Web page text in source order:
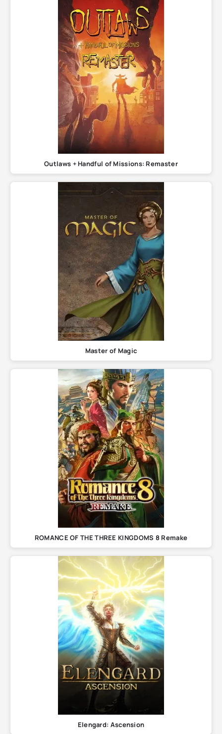
Outlaws + Handful of Missions: Remaster
Master of Magic
ROMANCE OF THE THREE KINGDOMS 8 Remake
Elengard: Ascension